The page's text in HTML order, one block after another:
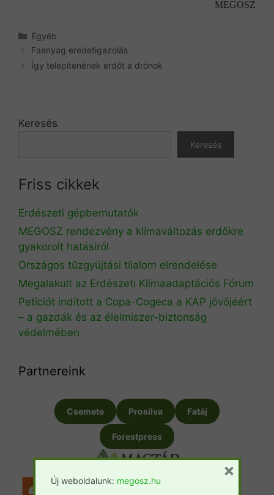
MEGOSZ
Kategória
Egyéb
Faanyag eredetigazolás
Így telepítenének erdőt a drónok
Keresés
Keresés
Friss cikkek
Erdészeti gépbemutatók
MEGOSZ rendezvény a klímaváltozás erdőkre
gyakorolt hatásiról
Országos tűzgyújtási tilalom elrendelése
Megalakult az Erdészeti Klímaadaptációs Fórum
Petíciót indított a Copa-Cogeca a KAP jövőjéért
– a gazdák és az élelmiszer-biztonság
védelmében
Partnereink
Csemete Prosilva Fatáj
Forestpress
Új weboldalunk: megosz.hu
×